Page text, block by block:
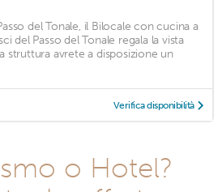
del Tonale, il Bilocale con cucina a
del Passo del Tonale regala la vista
struttura avrete a disposizione un
Verifica disponibilità
o Hotel?